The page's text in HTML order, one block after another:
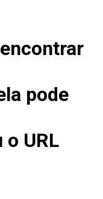
pode
URL